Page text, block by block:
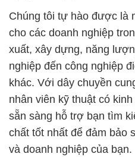
# Đơn vị chuyên phân
Hidroxit © Xút Vảy 98%
📞PHÒNG KINH DOANH
ĐẮC TRƯỜNG PHÁT🌐
🌐 Website: https://
📞 Hotline:
– 0933.920.505 –